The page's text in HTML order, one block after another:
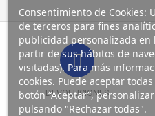
DEVOLUCIONES
Consentimiento de Cookies:
de terceros para fines
publicidad personalizada en
partir de sus hábitos de
visitadas). Para más
cookies. Puede aceptar
botón “Aceptar”,
pulsando "Rechazar todas".